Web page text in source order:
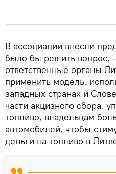
В ассоциации внесли
было бы решить вопрос,
ответственные органы
применить модель,
западных странах и
части акцизного сбора,
топливо, владельцам
автомобилей, чтобы
деньги на топливо в